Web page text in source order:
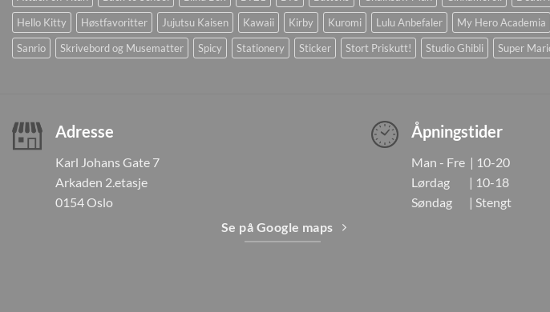
Hello Kitty
Høstfavoritter Jujutsu Kaisen Kawaii Kirby Kuromi Lulu Anbefaler My Hero Academia
Sanrio
Skrivebord og Musematter Spicy Stationery Sticker Stort Priskutt! Studio Ghibli Super
Adresse
Karl Johans Gate 7
Arkaden 2.etasje
0154 Oslo
Se på Google maps
Åpningstider
Man - Fre | 10-20
Lørdag | 10-18
Søndag | Stengt